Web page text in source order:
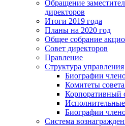
Обращение
директоров
Итоги 2019 года
Планы на 2020 год
Общее собрание
Совет директоров
Правление
Структура управления
Биографии
Комитеты
Корпоративный
Биографии
Система